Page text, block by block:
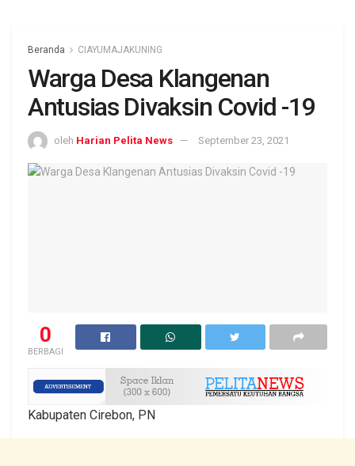
Beranda CIAYUMAJAKUNING
Warga Desa Klangenan
Antusias Divaksin Covid -19
oleh Harian Pelita News September 23, 2021
0
BERBAGI
Kabupaten Cirebon, PN